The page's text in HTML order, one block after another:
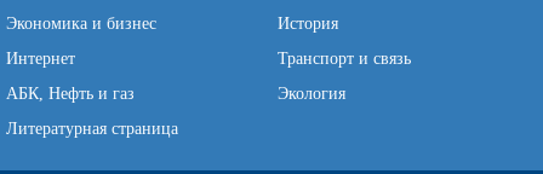
Экономика и бизнес
История
Интернет
Транспорт и связь
АБК, Нефть и газ
Экология
Литературная страница